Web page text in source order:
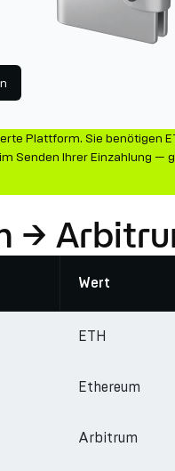
Plattform. Sie benötigen
Senden Ihrer Einzahlung —
→
Wert
ETH
Ethereum
Arbitrum